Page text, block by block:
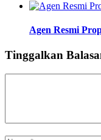
Agen Resmi
Tinggalkan